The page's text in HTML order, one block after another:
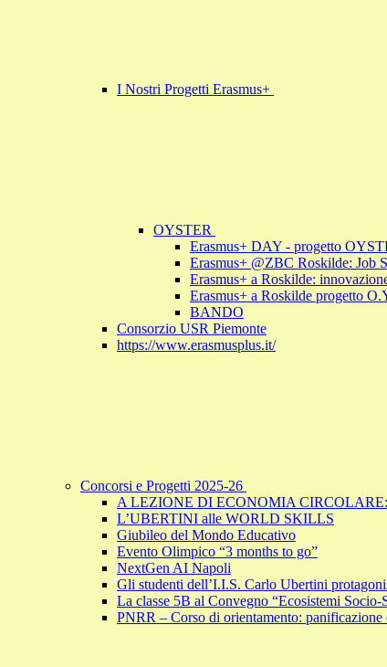
I Nostri Progetti Erasmus+
OYSTER
Erasmus+ DAY - progetto
Erasmus+ @ZBC Roskilde: Job
Erasmus+ a Roskilde:
Erasmus+ a Roskilde progetto
BANDO
Consorzio USR Piemonte
https://www.erasmusplus.it/
Concorsi e Progetti 2025-26
A LEZIONE DI ECONOMIA
L’UBERTINI alle WORLD SKILLS
Giubileo del Mondo Educativo
Evento Olimpico “3 months to go”
NextGen AI Napoli
Gli studenti dell’I.I.S. Carlo Ubertini
La classe 5B al Convegno “Ecosistemi
PNRR – Corso di orientamento: panificazione